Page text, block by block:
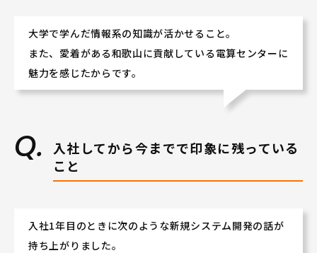
大学で学んだ情報系の知識が活かせること。
また、愛着がある和歌山に貢献している電算センターに
魅力を感じたからです。
入社してから今までで印象に残っている
こと
入社1年目のときに次のような新規システム開発の話が
持ち上がりました。